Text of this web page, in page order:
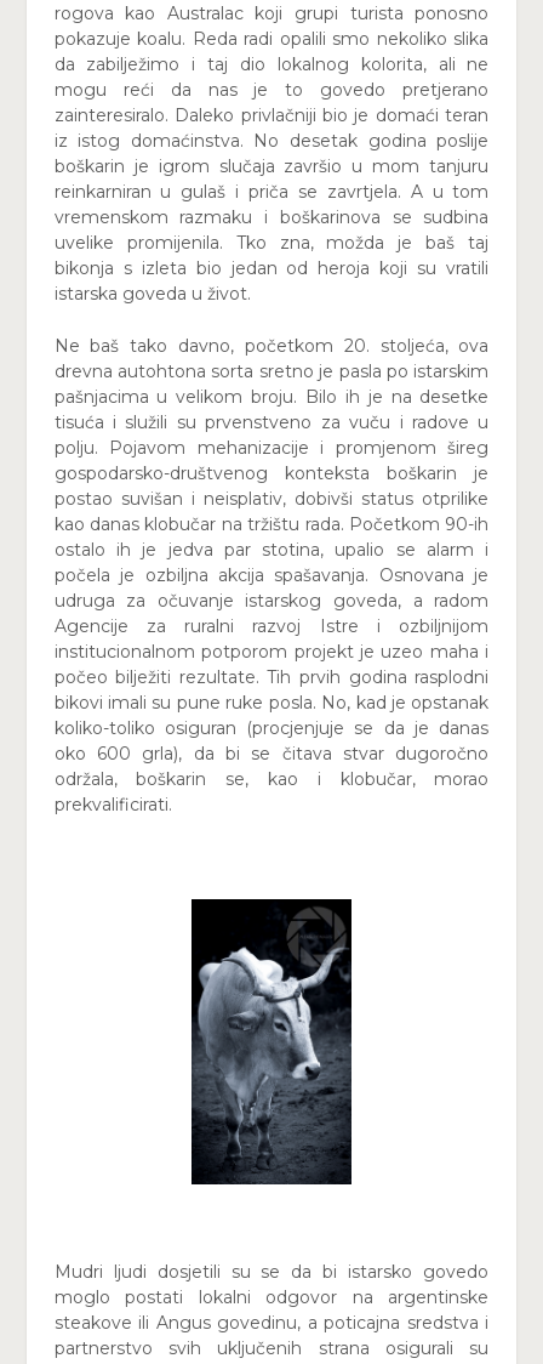
rogova kao Australac koji grupi turista ponosno
pokazuje koalu. Reda radi opalili smo nekoliko slika
da zabilježimo i taj dio lokalnog kolorita, ali ne
mogu reći da nas je to govedo pretjerano
zainteresiralo. Daleko privlačniji bio je domaći teran
iz istog domaćinstva. No desetak godina poslije
boškarin je igrom slučaja završio u mom tanjuru
reinkarniran u gulaš i priča se zavrtjela. A u tom
vremenskom razmaku i boškarinova se sudbina
uvelike promijenila. Tko zna, možda je baš taj
bikonja s izleta bio jedan od heroja koji su vratili
istarska goveda u život.
Ne baš tako davno, početkom 20. stoljeća, ova
drevna autohtona sorta sretno je pasla po istarskim
pašnjacima u velikom broju. Bilo ih je na desetke
tisuća i služili su prvenstveno za vuču i radove u
polju. Pojavom mehanizacije i promjenom šireg
gospodarsko-društvenog konteksta boškarin je
postao suvišan i neisplativ, dobivši status otprilike
kao danas klobučar na tržištu rada. Početkom 90-ih
ostalo ih je jedva par stotina, upalio se alarm i
počela je ozbiljna akcija spašavanja. Osnovana je
udruga za očuvanje istarskog goveda, a radom
Agencije za ruralni razvoj Istre i ozbiljnijom
institucionalnom potporom projekt je uzeo maha i
počeo bilježiti rezultate. Tih prvih godina rasplodni
bikovi imali su pune ruke posla. No, kad je opstanak
koliko-toliko osiguran (procjenjuje se da je danas
oko 600 grla), da bi se čitava stvar dugoročno
održala, boškarin se, kao i klobučar, morao
prekvalificirati.
Mudri ljudi dosjetili su se da bi istarsko govedo
moglo postati lokalni odgovor na argentinske
steakove ili Angus govedinu, a poticajna sredstva i
partnerstvo svih uključenih strana osigurali su